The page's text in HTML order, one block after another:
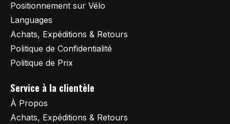
Positionnement sur Vélo
Languages
Achats, Expéditions & Retours
Politique de Confidentialité
Politique de Prix
Service à la clientèle
À Propos
Achats, Expéditions & Retours